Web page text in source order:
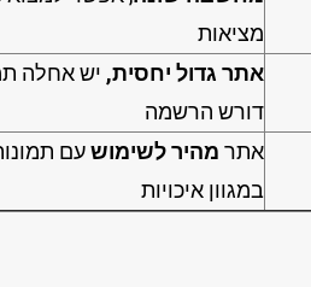
מציאות
אתר גדול יחסית, יש אחלה
דורש הרשמה
אתר מהיר לשימושעם
במגוון איכויות